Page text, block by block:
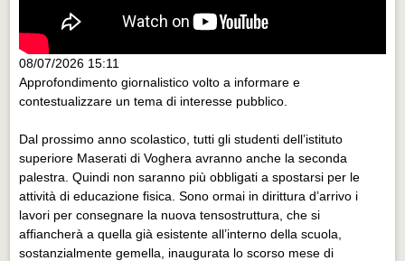
08/07/2026 15:11
Approfondimento giornalistico volto a informare e
contestualizzare un tema di interesse pubblico.
Dal prossimo anno scolastico, tutti gli studenti dell’istituto
superiore Maserati di Voghera avranno anche la seconda
palestra. Quindi non saranno più obbligati a spostarsi per le
attività di educazione fisica. Sono ormai in dirittura d’arrivo i
lavori per consegnare la nuova tensostruttura, che si
affiancherà a quella già esistente all’interno della scuola,
sostanzialmente gemella, inaugurata lo scorso mese di